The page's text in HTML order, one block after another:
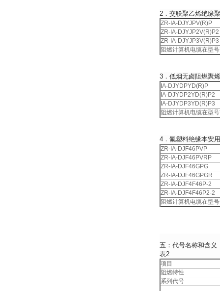
2．交联聚乙烯绝缘
ZR-IA-DJYJPV(R)P
ZR-IA-DJYJP2V(R)P2
ZR-IA-DJYJP3V(R)P3
阻燃计算机电缆在型
3．低烟无卤阻燃聚
IA-DJYDPYD(R)P
IA-DJYDP2YD(R)P2
IA-DJYDP3YD(R)P3
阻燃计算机电缆在型
4．氟塑料绝缘本安
ZR-IA-DJF46PVP
ZR-IA-DJF46PVRP
ZR-IA-DJF46GPG
ZR-IA-DJF46GPGR
ZR-IA-DJF4F46P-2
ZR-IA-DJF4F46P2-2
阻燃计算机电缆在型
五：代号名称和含义
表2
项目
阻燃特性
系列代号